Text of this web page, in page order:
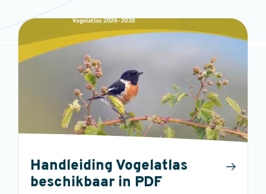
Handleiding Vogelatlas
beschikbaar in PDF